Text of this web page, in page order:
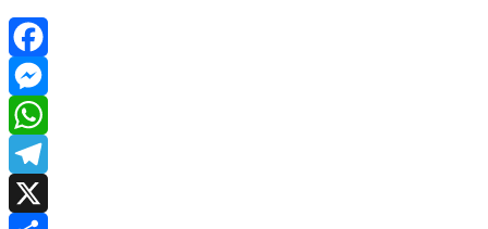
Facebook
Messenger
WhatsApp
Telegram